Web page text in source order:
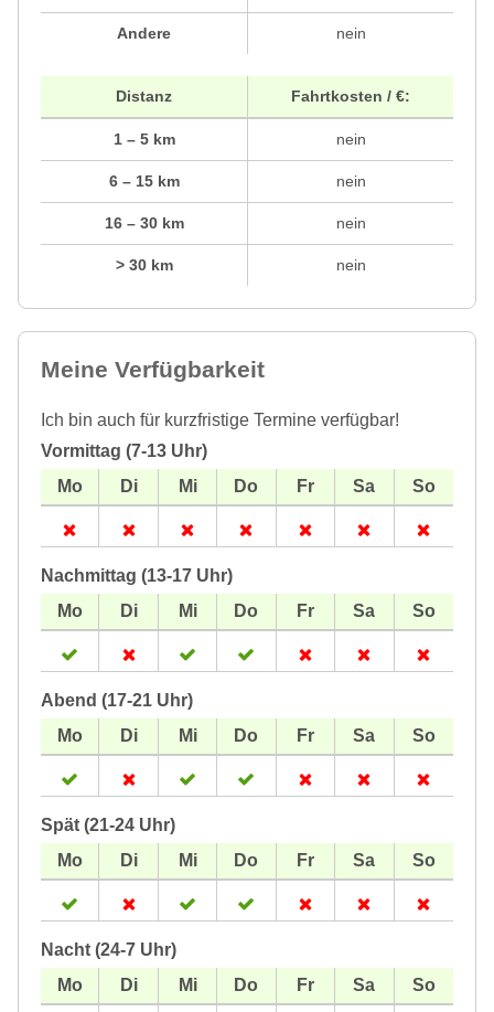
Andere nein
Distanz
1 – 5 km
6 – 15 km
16 – 30 km
> 30 km
Fahrtkosten / €:
nein
nein
nein
nein
Meine Verfügbarkeit
Ich bin auch für kurzfristige Termine verfügbar!
Vormittag (7-13 Uhr)
Nachmittag (13-17 Uhr)
Abend (17-21 Uhr)
Spät (21-24 Uhr)
Nacht (24-7 Uhr)